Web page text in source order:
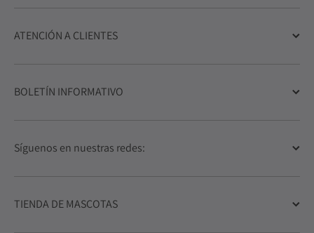
ATENCIÓN A CLIENTES
BOLETÍN INFORMATIVO
Síguenos en nuestras redes:
TIENDA DE MASCOTAS